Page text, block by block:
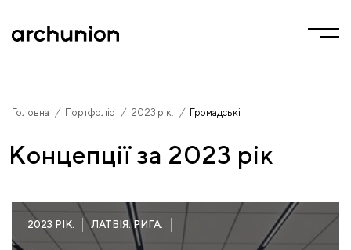
Головна / Портфоліо / 2023 рік. / Громадські
Концепції за 2023 рік
2023 РІК. ЛАТВІЯ. РИГА.